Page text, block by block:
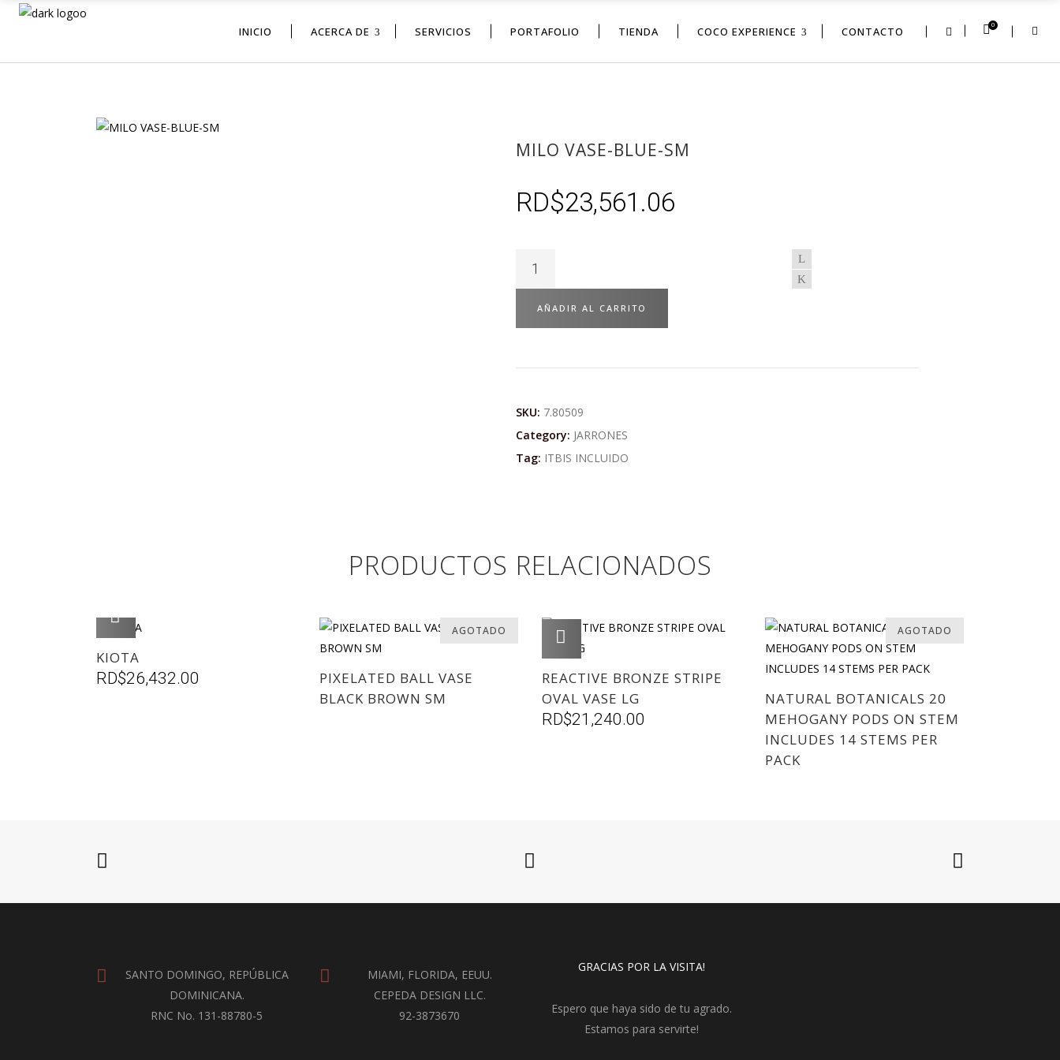
INICIO ACERCA DE SERVICIOS PORTAFOLIO TIENDA COCO EXPERIENCE CONTACTO 0
MILO VASE-BLUE-SM
RD$23,561.06
AÑADIR AL CARRITO
SKU: 7.80509
Category: JARRONES
Tag: ITBIS INCLUIDO
PRODUCTOS RELACIONADOS
KIOTA
RD$26,432.00
AGOTADO
PIXELATED BALL VASE
BLACK BROWN SM
REACTIVE BRONZE STRIPE
OVAL VASE LG
RD$21,240.00
AGOTADO
NATURAL BOTANICALS 20
MEHOGANY PODS ON STEM
INCLUDES 14 STEMS PER
PACK
SANTO DOMINGO, REPÚBLICA
DOMINICANA.
RNC No. 131-88780-5
MIAMI, FLORIDA, EEUU.
CEPEDA DESIGN LLC.
92-3873670
GRACIAS POR LA VISITA!
Espero que haya sido de tu agrado.
Estamos para servirte!